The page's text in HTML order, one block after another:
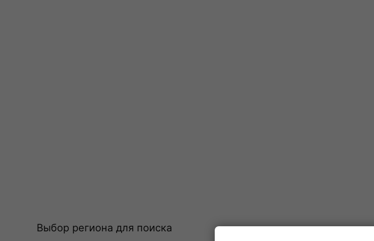
Выбор региона для поиска